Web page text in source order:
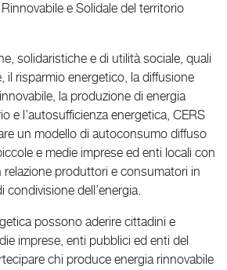
e Solidale del territorio
solidaristiche e di utilità sociale, quali
il risparmio energetico, la diffusione
la produzione di energia
e l’autosufficienza energetica, CERS
un modello di autoconsumo diffuso
e medie imprese ed enti locali con
produttori e consumatori in
dell’energia.
possono aderire cittadini e
imprese, enti pubblici ed enti del
chi produce energia rinnovabile